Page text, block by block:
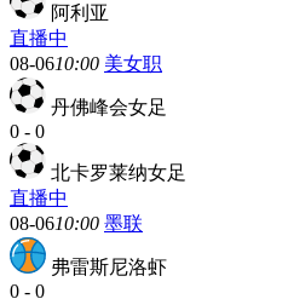
阿利亚
直播中
08-0610:00 美女职
丹佛峰会女足
0 - 0
北卡罗莱纳女足
直播中
08-0610:00 墨联
弗雷斯尼洛虾
0 - 0